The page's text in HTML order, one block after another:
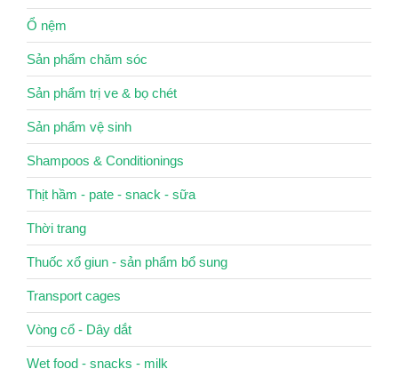
Ổ nệm
Sản phẩm chăm sóc
Sản phẩm trị ve & bọ chét
Sản phẩm vệ sinh
Shampoos & Conditionings
Thịt hầm - pate - snack - sữa
Thời trang
Thuốc xổ giun - sản phẩm bổ sung
Transport cages
Vòng cổ - Dây dắt
Wet food - snacks - milk